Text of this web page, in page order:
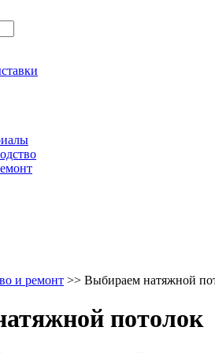
и ремонт >> Выбираем натяжной
потолок